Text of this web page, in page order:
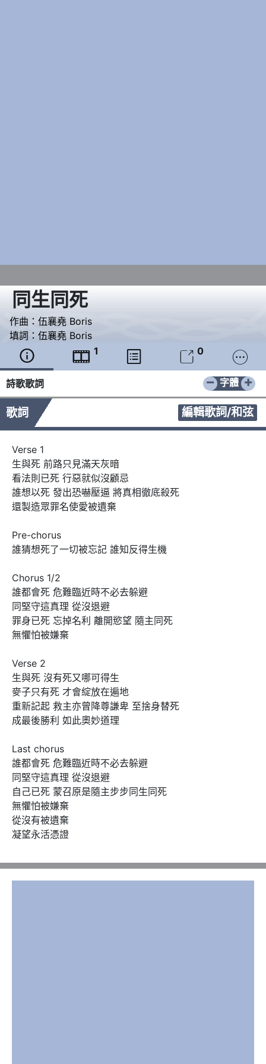
同生同死
作曲： 伍襄堯 Boris
填詞： 伍襄堯 Boris
  1   0 
詩歌歌詞 − +
字體
歌詞 編輯歌詞/和弦
Verse 1
生與死 前路只見滿天灰暗
看法則已死 行惡就似沒顧忌
誰想以死 發出恐嚇壓逼 將真相徹底殺死
還製造眾罪名使愛被遺棄
Pre-chorus
誰猜想死了一切被忘記 誰知反得生機
Chorus 1/2
誰都會死 危難臨近時不必去躲避
同堅守這真理 從沒退避
罪身已死 忘掉名利 離開慾望 隨主同死
無懼怕被嫌棄
Verse 2
生與死 沒有死又哪可得生
麥子只有死 才會綻放在遍地
重新記起 救主亦曾降尊謙卑 至捨身替死
成最後勝利 如此奧妙道理
Last chorus
誰都會死 危難臨近時不必去躲避
同堅守這真理 從沒退避
自己已死 蒙召原是隨主步步同生同死
無懼怕被嫌棄
從沒有被遺棄
凝望永活憑證